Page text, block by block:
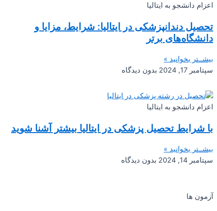
اعزام دانشجو به ایتالیا
تحصیل دندانپزشکی در ایتالیا: شرایط، مزایا و
دانشگاه‌های برتر
بیشــتر بخوانید »
سپتامبر 17, 2024
بدون دیدگاه
اعزام دانشجو به ایتالیا
با شرایط تحصیل پزشکی در ایتالیا بیشتر آشنا شوید
بیشــتر بخوانید »
سپتامبر 14, 2024
بدون دیدگاه
آزمون ها